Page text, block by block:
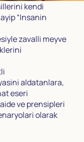
kendi
“Insanin
zavalli meyve
aldatanlara,
eseri
ve prensipleri
olarak